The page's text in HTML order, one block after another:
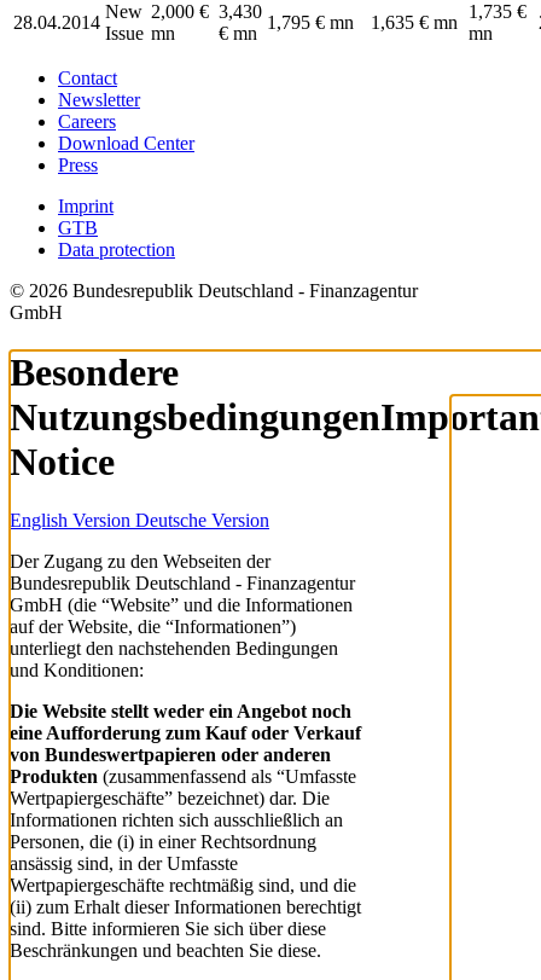
28.04.2014
New
Issue
2,000 €
mn
3,430
€ mn
1,795 € mn 1,635 € mn
1,735 €
mn
Contact
Newsletter
Careers
Download Center
Press
Imprint
GTB
Data protection
© 2026 Bundesrepublik Deutschland - Finanzagentur
GmbH
Besondere
Nutzungsbedingungen
Notice
English Version Deutsche Version
Der Zugang zu den Webseiten der
Bundesrepublik Deutschland - Finanzagentur
GmbH (die “Website” und die Informationen
auf der Website, die “Informationen”)
unterliegt den nachstehenden Bedingungen
und Konditionen:
Die Website stellt weder ein Angebot noch
eine Aufforderung zum Kauf oder Verkauf
von Bundeswertpapieren oder anderen
Produkten (zusammenfassend als “Umfasste
Wertpapiergeschäfte” bezeichnet) dar. Die
Informationen richten sich ausschließlich an
Personen, die (i) in einer Rechtsordnung
ansässig sind, in der Umfasste
Wertpapiergeschäfte rechtmäßig sind, und die
(ii) zum Erhalt dieser Informationen berechtigt
sind. Bitte informieren Sie sich über diese
Beschränkungen und beachten Sie diese.